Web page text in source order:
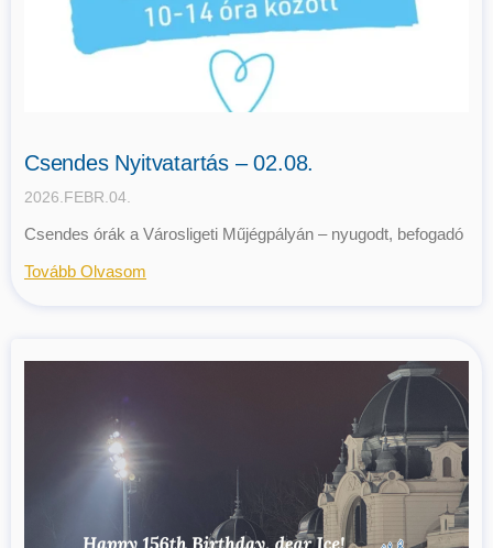
Csendes Nyitvatartás – 02.08.
2026.FEBR.04.
Csendes órák a Városligeti Műjégpályán – nyugodt, befogadó
Tovább Olvasom